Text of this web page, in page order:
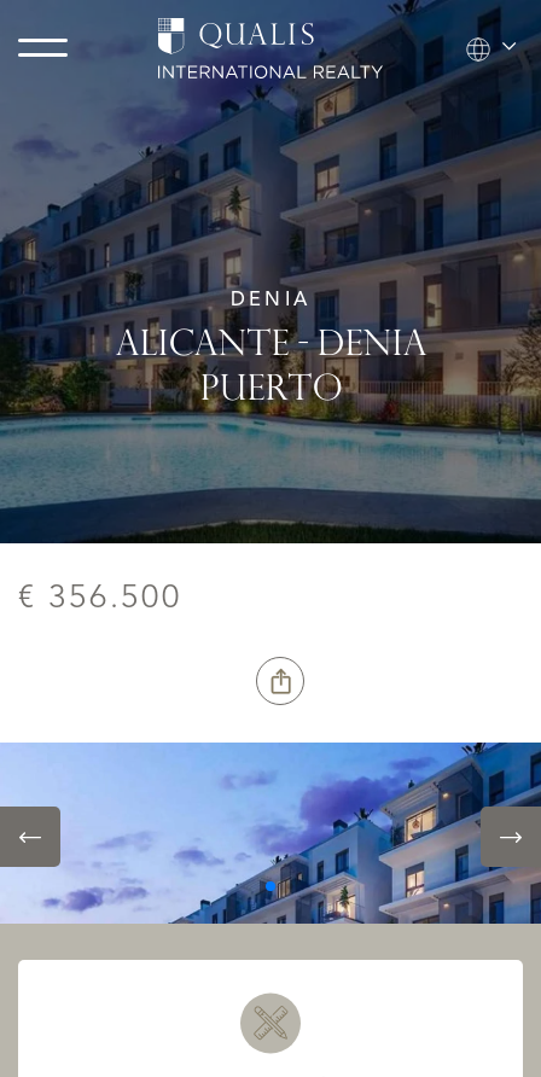
DENIA
ALICANTE - DENIA
PUERTO
€ 356.500